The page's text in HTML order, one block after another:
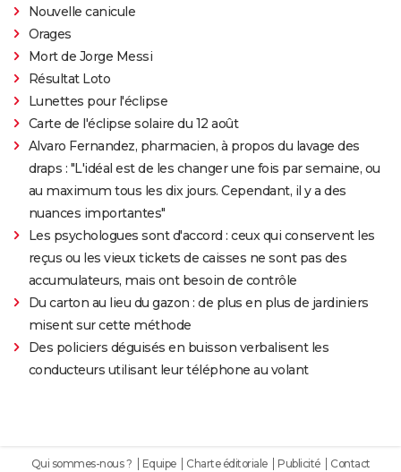
Nouvelle canicule
Orages
Mort de Jorge Messi
Résultat Loto
Lunettes pour l'éclipse
Carte de l'éclipse solaire du 12 août
Alvaro Fernandez, pharmacien, à propos du lavage des
draps : "L'idéal est de les changer une fois par semaine, ou
au maximum tous les dix jours. Cependant, il y a des
nuances importantes"
Les psychologues sont d'accord : ceux qui conservent les
reçus ou les vieux tickets de caisses ne sont pas des
accumulateurs, mais ont besoin de contrôle
Du carton au lieu du gazon : de plus en plus de jardiniers
misent sur cette méthode
Des policiers déguisés en buisson verbalisent les
conducteurs utilisant leur téléphone au volant
Qui sommes-nous ? Equipe Charte éditoriale Publicité
Contact